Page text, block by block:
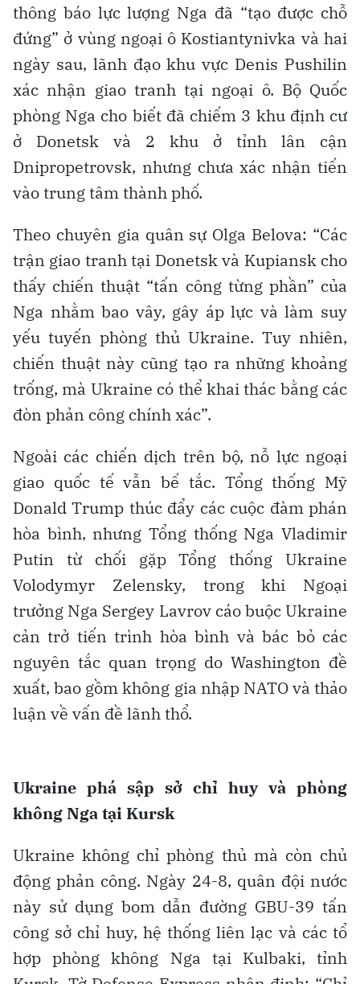
thông báo lực lượng Nga đã “tạo được chỗ
đứng” ở vùng ngoại ô Kostiantynivka và hai
ngày sau, lãnh đạo khu vực Denis Pushilin
xác nhận giao tranh tại ngoại ô. Bộ Quốc
phòng Nga cho biết đã chiếm 3 khu định cư
ở Donetsk và 2 khu ở tỉnh lân cận
Dnipropetrovsk, nhưng chưa xác nhận tiến
vào trung tâm thành phố.
Theo chuyên gia quân sự Olga Belova: “Các
trận giao tranh tại Donetsk và Kupiansk cho
thấy chiến thuật “tấn công từng phần” của
Nga nhằm bao vây, gây áp lực và làm suy
yếu tuyến phòng thủ Ukraine. Tuy nhiên,
chiến thuật này cũng tạo ra những khoảng
trống, mà Ukraine có thể khai thác bằng các
đòn phản công chính xác”.
Ngoài các chiến dịch trên bộ, nỗ lực ngoại
giao quốc tế vẫn bế tắc. Tổng thống Mỹ
Donald Trump thúc đẩy các cuộc đàm phán
hòa bình, nhưng Tổng thống Nga Vladimir
Putin từ chối gặp Tổng thống Ukraine
Volodymyr Zelensky, trong khi Ngoại
trưởng Nga Sergey Lavrov cáo buộc Ukraine
cản trở tiến trình hòa bình và bác bỏ các
nguyên tắc quan trọng do Washington đề
xuất, bao gồm không gia nhập NATO và thảo
luận về vấn đề lãnh thổ.
Ukraine phá sập sở chỉ huy và phòng
không Nga tại Kursk
Ukraine không chỉ phòng thủ mà còn chủ
động phản công. Ngày 24-8, quân đội nước
này sử dụng bom dẫn đường GBU-39 tấn
công sở chỉ huy, hệ thống liên lạc và các tổ
hợp phòng không Nga tại Kulbaki, tỉnh